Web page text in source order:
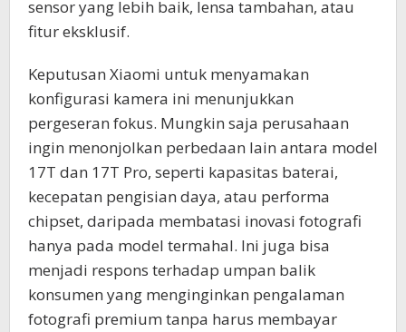
sensor yang lebih baik, lensa tambahan, atau
fitur eksklusif.
Keputusan Xiaomi untuk menyamakan
konfigurasi kamera ini menunjukkan
pergeseran fokus. Mungkin saja perusahaan
ingin menonjolkan perbedaan lain antara model
17T dan 17T Pro, seperti kapasitas baterai,
kecepatan pengisian daya, atau performa
chipset, daripada membatasi inovasi fotografi
hanya pada model termahal. Ini juga bisa
menjadi respons terhadap umpan balik
konsumen yang menginginkan pengalaman
fotografi premium tanpa harus membayar